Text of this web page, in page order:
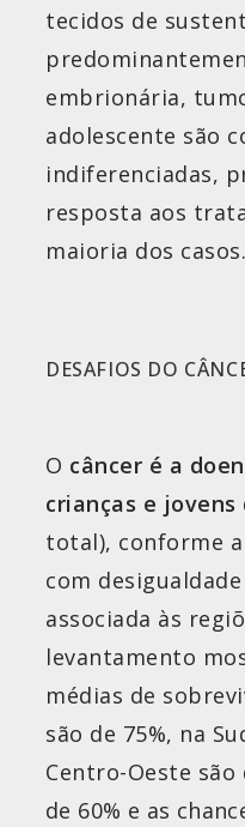
tecidos de
embrionária,
adolescente são
indiferenciadas,
resposta aos
maioria dos casos.
DESAFIOS DO
O câncer é a
crianças e jovens
total), conforme
com
associada às
levantamento
médias de
são de 75%, na
Centro-Oeste são
de 60% e as